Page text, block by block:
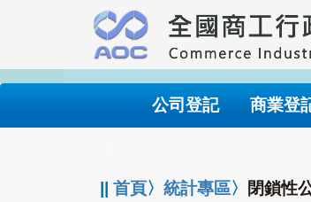
要
內
公司登記 商業登
||首頁〉統計專區〉 閉鎖性